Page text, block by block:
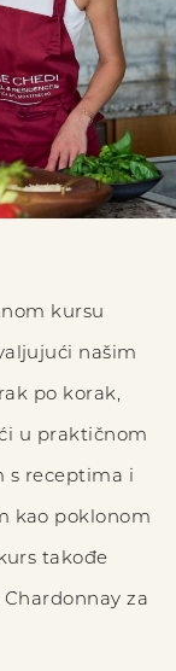
kursu
našim
po korak,
u praktičnom
s receptima i
kao poklonom
takođe
za